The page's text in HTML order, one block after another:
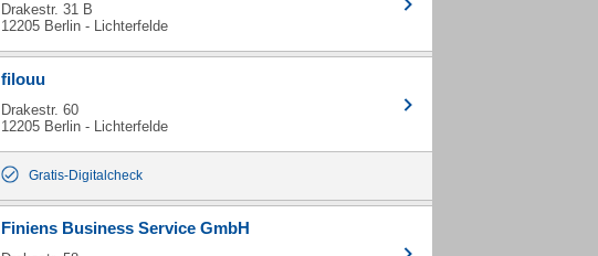
Drakestr. 31 B
12205 Berlin - Lichterfelde
filouu
Drakestr. 60
12205 Berlin - Lichterfelde
Gratis-Digitalcheck
Finiens Business Service GmbH